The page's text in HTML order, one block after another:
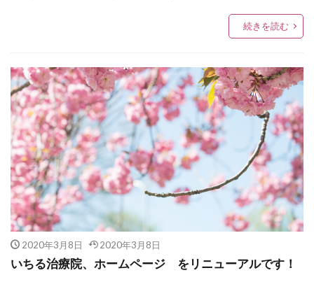
続きを読む
2020年3月8日 2020年3月8日
いちる治療院、ホームページ をリニューアルです！